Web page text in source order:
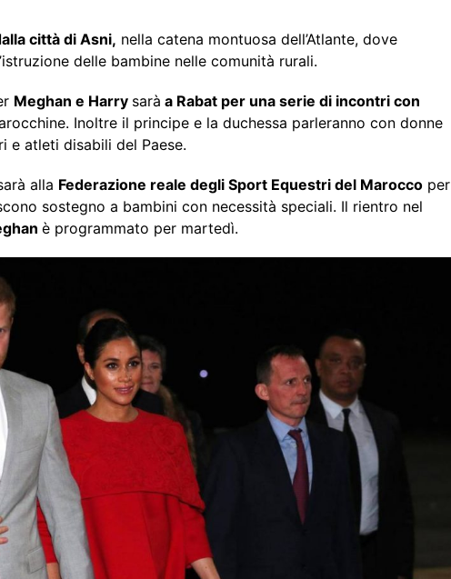
città di Asni, nella catena montuosa dell’Atlante, dove
delle bambine nelle comunità rurali.
Meghan e Harry sarà a Rabat per una serie di incontri con
Inoltre il principe e la duchessa parleranno con donne
e atleti disabili del Paese.
alla Federazione reale degli Sport Equestri del Marocco per
sostegno a bambini con necessità speciali. Il rientro nel
è programmato per martedì.